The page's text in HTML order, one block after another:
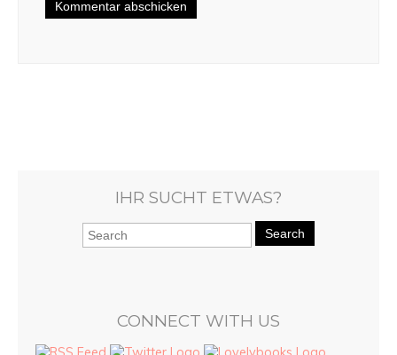
IHR SUCHT ETWAS?
Search
CONNECT WITH US